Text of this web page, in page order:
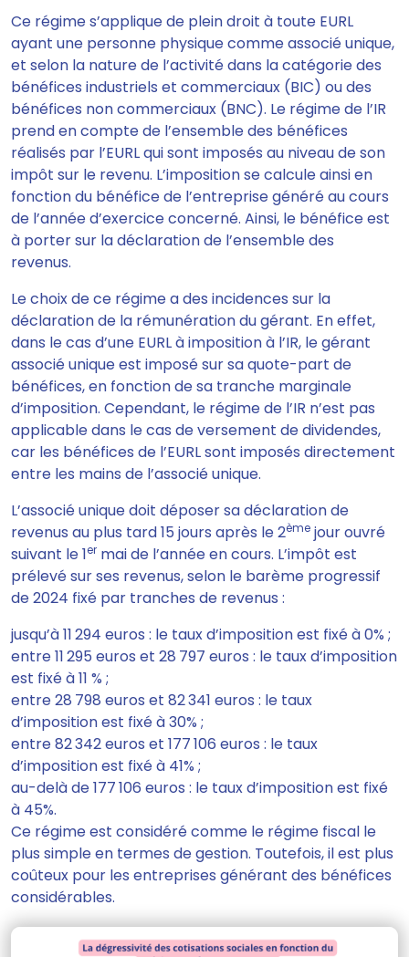
Ce régime s’applique de plein droit à toute EURL
ayant une personne physique comme associé unique,
et selon la nature de l’activité dans la catégorie des
bénéfices industriels et commerciaux (BIC) ou des
bénéfices non commerciaux (BNC). Le régime de l’IR
prend en compte de l’ensemble des bénéfices
réalisés par l’EURL qui sont imposés au niveau de son
impôt sur le revenu. L’imposition se calcule ainsi en
fonction du bénéfice de l’entreprise généré au cours
de l’année d’exercice concerné. Ainsi, le bénéfice est
à porter sur la déclaration de l’ensemble des
revenus.
Le choix de ce régime a des incidences sur la
déclaration de la rémunération du gérant. En effet,
dans le cas d’une EURL à imposition à l’IR, le gérant
associé unique est imposé sur sa quote-part de
bénéfices, en fonction de sa tranche marginale
d’imposition. Cependant, le régime de l’IR n’est pas
applicable dans le cas de versement de dividendes,
car les bénéfices de l’EURL sont imposés directement
entre les mains de l’associé unique.
L’associé unique doit déposer sa déclaration de
revenus au plus tard 15 jours après le 2ème jour ouvré
suivant le 1er mai de l’année en cours. L’impôt est
prélevé sur ses revenus, selon le barème progressif
de 2024 fixé par tranches de revenus :
jusqu’à 11 294 euros : le taux d’imposition est fixé à 0% ;
entre 11 295 euros et 28 797 euros : le taux d’imposition
est fixé à 11 % ;
entre 28 798 euros et 82 341 euros : le taux
d’imposition est fixé à 30% ;
entre 82 342 euros et 177 106 euros : le taux
d’imposition est fixé à 41% ;
au-delà de 177 106 euros : le taux d’imposition est fixé
à 45%.
Ce régime est considéré comme le régime fiscal le
plus simple en termes de gestion. Toutefois, il est plus
coûteux pour les entreprises générant des bénéfices
considérables.